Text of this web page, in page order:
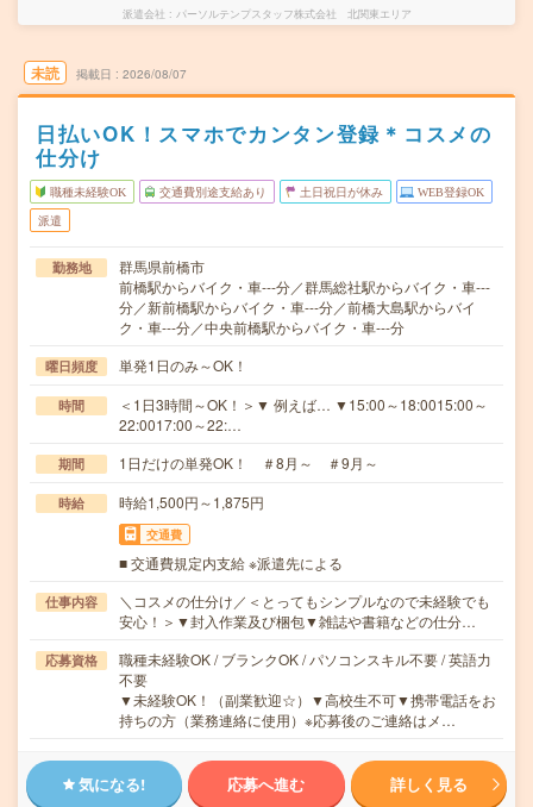
派遣会社 パーソルテンプスタッフ株式会社 北関東エリア
未読 掲載日 2026/08/07
日払いOK！スマホでカンタン登録＊コスメの
仕分け
職種未経験OK 交通費別途支給あり 土日祝日が休み WEB登録OK
派遣
勤務地
群馬県前橋市
前橋駅からバイク・車---分／群馬総社駅からバイク・車---
分／新前橋駅からバイク・車---分／前橋大島駅からバイ
ク・車---分／中央前橋駅からバイク・車---分
曜日頻度 単発1日のみ～OK！
時間
＜1日3時間～OK！＞▼ 例えば… ▼15:00～18:0015:00～
22:0017:00～22:…
期間 1日だけの単発OK！ ＃8月～ ＃9月～
時給 時給1,500円～1,875円
交通費
■ 交通費規定内支給 ※派遣先による
仕事内容
＼コスメの仕分け／＜とってもシンプルなので未経験でも
安心！＞▼封入作業及び梱包▼雑誌や書籍などの仕分…
応募資格
職種未経験OK / ブランクOK / パソコンスキル不要 / 英語力
不要
▼未経験OK！（副業歓迎☆）▼高校生不可▼携帯電話をお
持ちの方（業務連絡に使用）※応募後のご連絡はメ…
気になる! 応募へ進む 詳しく見る